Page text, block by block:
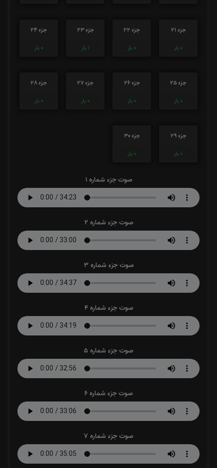
جزء 21
0 بار
جزء 22
0 بار
جزء 23
1 بار
جزء 24
0 بار
جزء 25
0 بار
جزء 26
0 بار
جزء 27
0 بار
جزء 28
0 بار
جزء 29
0 بار
جزء 30
0 بار
صوت جزء شماره 1
صوت جزء شماره 2
صوت جزء شماره 3
صوت جزء شماره 4
صوت جزء شماره 5
صوت جزء شماره 6
صوت جزء شماره 7